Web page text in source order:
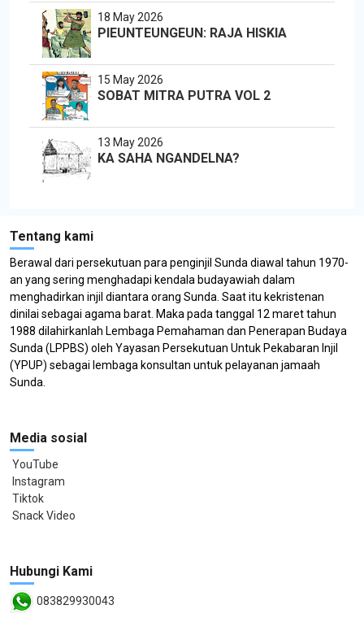
18 May 2026
PIEUNTEUNGEUN: RAJA HISKIA
15 May 2026
SOBAT MITRA PUTRA VOL 2
13 May 2026
KA SAHA NGANDELNA?
Tentang kami
Berawal dari persekutuan para penginjil Sunda diawal tahun 1970-
an yang sering menghadapi kendala budayawiah dalam
menghadirkan injil diantara orang Sunda. Saat itu kekristenan
dinilai sebagai agama barat. Maka pada tanggal 12 maret tahun
1988 dilahirkanlah Lembaga Pemahaman dan Penerapan Budaya
Sunda (LPPBS) oleh Yayasan Persekutuan Untuk Pekabaran Injil
(YPUP) sebagai lembaga konsultan untuk pelayanan jamaah
Sunda.
Media sosial
YouTube
Instagram
Tiktok
Snack Video
Hubungi Kami
083829930043